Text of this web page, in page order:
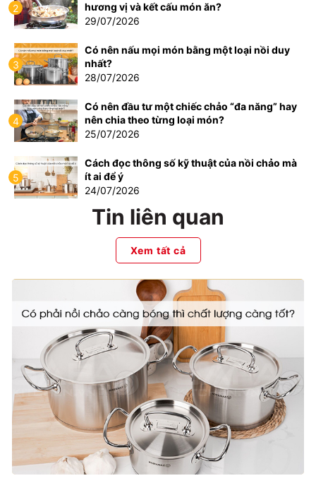
2
hương vị và kết cấu món ăn?
29/07/2026
3
Có nên nấu mọi món bằng một loại nồi duy
nhất?
28/07/2026
4
Có nên đầu tư một chiếc chảo “đa năng” hay
nên chia theo từng loại món?
25/07/2026
5
Cách đọc thông số kỹ thuật của nồi chảo mà
ít ai để ý
24/07/2026
Tin liên quan
Xem tất cả